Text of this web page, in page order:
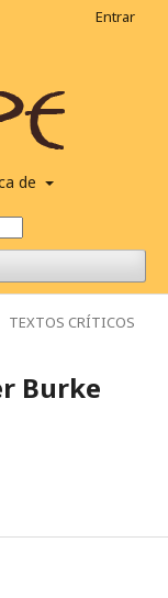
de
Entrar
TEXTOS CRÍTICOS
Burke